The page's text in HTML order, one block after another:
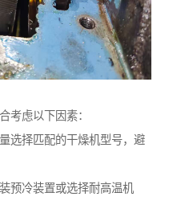
考虑以下因素：
选择匹配的干燥机型号，避
预冷装置或选择耐高温机